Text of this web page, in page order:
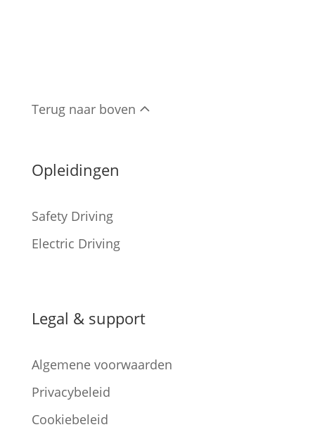
Terug naar boven
Opleidingen
Safety Driving
Electric Driving
Legal & support
Algemene voorwaarden
Privacybeleid
Cookiebeleid